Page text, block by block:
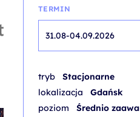
TERMIN
31.08-04.09.2026
tryb
Stacjonarne
lokalizacja
Gdańsk
poziom
Średnio